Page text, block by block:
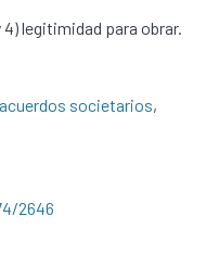
legitimidad para obrar.
societarios,
2646